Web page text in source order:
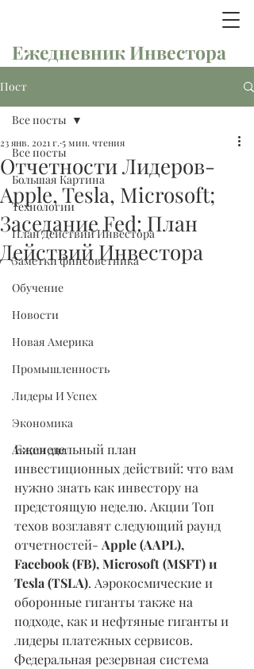
Ежедневник Инвестора
Пост
Все посты
Большая Картина
Технологии
План Действий Инвестора
Заметки финсоветника
Обучение
Новости
Новая Америка
Промышленность
Лидеры И Успех
Экономика
Акция дня
Все посты
Отчетности Лидеров-
Apple, Tesla, Microsoft;
Заседание Fed: План
Действий Инвестора
23 янв. 2021 г. 5 мин. чтения
Еженедельный план
инвестиционных действий: что вам
нужно знать как инвестору на
предстоящую неделю. Акции Топ
техов возглавят следующий раунд
отчетностей- Apple (AAPL),
Facebook (FB), Microsoft (MSFT) и
Tesla (TSLA). Аэрокосмические и
оборонные гиганты также на
подходе, как и нефтяные гиганты и
лидеры платежных сервисов.
Федеральная резервная система